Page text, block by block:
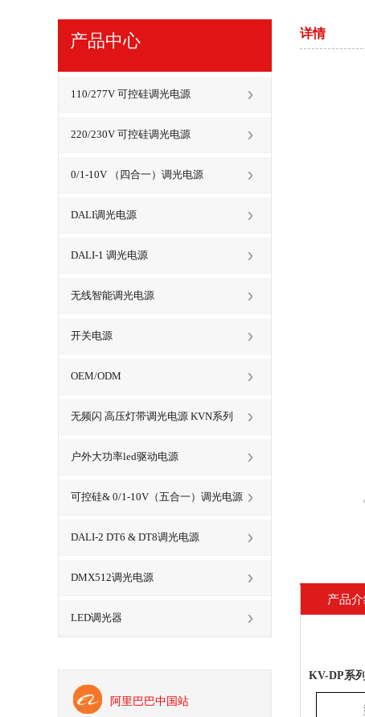
产品中心
110/277V 可控硅调光电源
220/230V 可控硅调光电源
0/1-10V （四合一）调光电源
DALI调光电源
DALI-1 调光电源
无线智能调光电源
开关电源
OEM/ODM
无频闪 高压灯带调光电源 KVN系列
户外大功率led驱动电源
可控硅& 0/1-10V（五合一）调光电源
DALI-2 DT6 & DT8调光电源
DMX512调光电源
LED调光器
阿里巴巴中国站
详情
产品
KV-DP系